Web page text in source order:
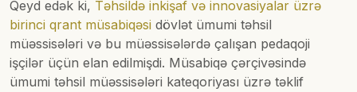
Qeyd edək ki, Təhsildə inkişaf və innovasiyalar üzrə
birinci qrant müsabiqəsi dövlət ümumi təhsil
müəssisələri və bu müəssisələrdə çalışan pedaqoji
işçilər üçün elan edilmişdi. Müsabiqə çərçivəsində
ümumi təhsil müəssisələri kateqoriyası üzrə təklif